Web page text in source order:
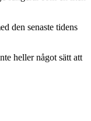
den senaste tidens
heller något sätt att